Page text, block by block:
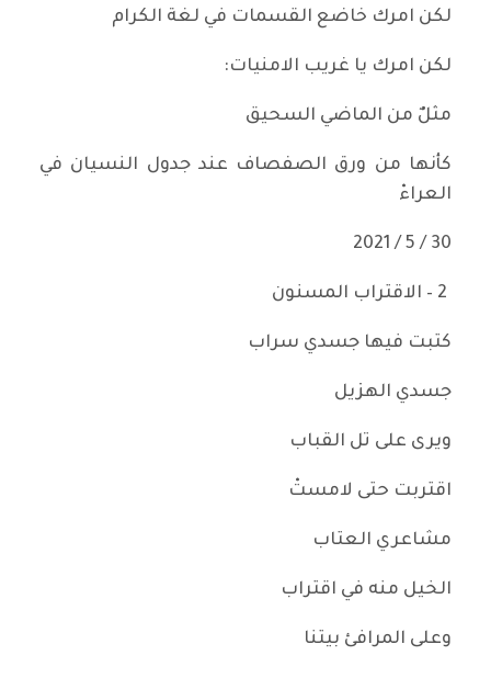
لكن امرك خاضع القسمات في لغة الكرام
لكن امرك يا غريب الامنيات:
مثلٌ من الماضي السحيق
كأنها من ورق الصفصاف عند جدول النسيان في
العراءْ
30 / 5 / 2021
كتبت فيها جسدي سراب
جسدي الهزيل
ويرى على تل القباب
اقتربت حتى لامستْ
مشاعري العتاب
الخيل منه في اقتراب
وعلى المرافئ بيتنا